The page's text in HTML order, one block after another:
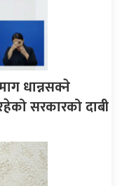
धान्नसक्ने
सरकारको दाबी